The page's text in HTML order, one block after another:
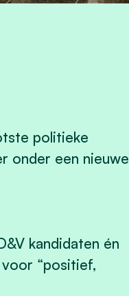
politieke
onder een nieuwe
kandidaten én
“positief,